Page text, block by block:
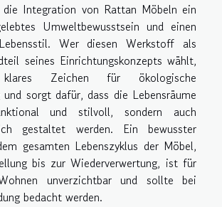
Integration von Rattan Möbeln ein
Umweltbewusstsein und einen
Wer diesen Werkstoff als
seines Einrichtungskonzepts wählt,
Zeichen für ökologische
sorgt dafür, dass die Lebensräume
und stilvoll, sondern auch
gestaltet werden. Ein bewusster
gesamten Lebenszyklus der Möbel,
bis zur Wiederverwertung, ist für
unverzichtbar und sollte bei
bedacht werden.